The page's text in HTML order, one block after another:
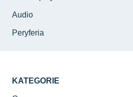
Audio
Peryferia
KATEGORIE